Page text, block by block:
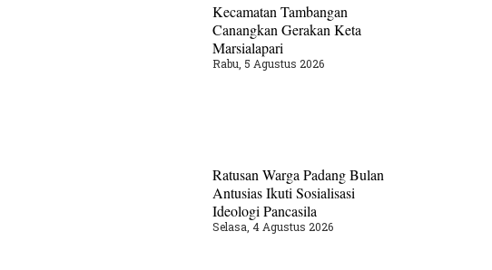
Kecamatan Tambangan
Canangkan Gerakan Keta
Marsialapari
Rabu, 5 Agustus 2026
Ratusan Warga Padang Bulan
Antusias Ikuti Sosialisasi
Ideologi Pancasila
Selasa, 4 Agustus 2026